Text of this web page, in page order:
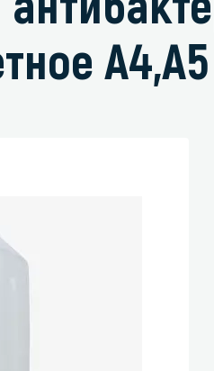
чистящие средства
послестроительной уборки
удаления граффити и
очистки ковров и мягкой мебели
А4,А5